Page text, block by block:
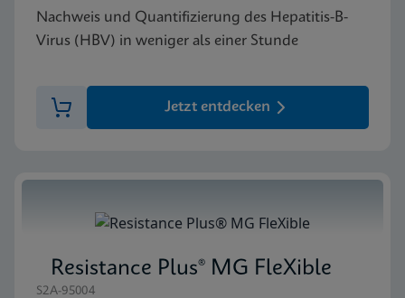
Nachweis und Quantifizierung des Hepatitis-B-
Virus (HBV) in weniger als einer Stunde
Jetzt entdecken
Resistance Plus® MG FleXible
S2A-95004